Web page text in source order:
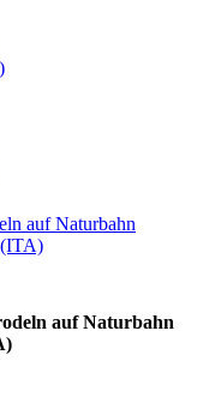
auf Naturbahn
(ITA)
auf Naturbahn